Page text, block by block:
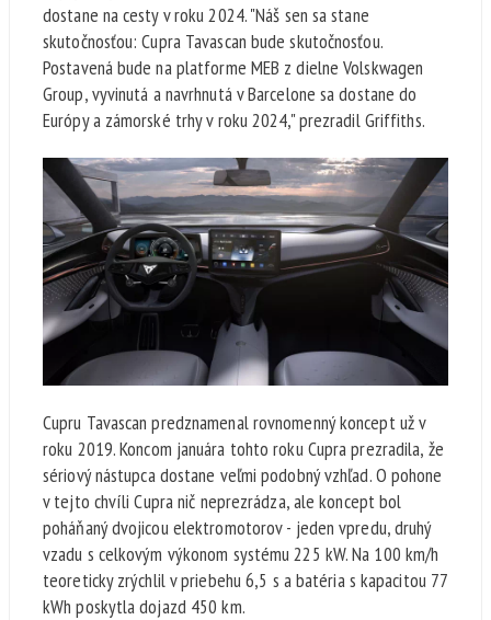
dostane na cesty v roku 2024. "Náš sen sa stane
skutočnosťou: Cupra Tavascan bude skutočnosťou.
Postavená bude na platforme MEB z dielne Volskwagen
Group, vyvinutá a navrhnutá v Barcelone sa dostane do
Európy a zámorské trhy v roku 2024," prezradil Griffiths.
Cupru Tavascan predznamenal rovnomenný koncept už v
roku 2019. Koncom januára tohto roku Cupra prezradila, že
sériový nástupca dostane veľmi podobný vzhľad. O pohone
v tejto chvíli Cupra nič neprezrádza, ale koncept bol
poháňaný dvojicou elektromotorov - jeden vpredu, druhý
vzadu s celkovým výkonom systému 225 kW. Na 100 km/h
teoreticky zrýchlil v priebehu 6,5 s a batéria s kapacitou 77
kWh poskytla dojazd 450 km.